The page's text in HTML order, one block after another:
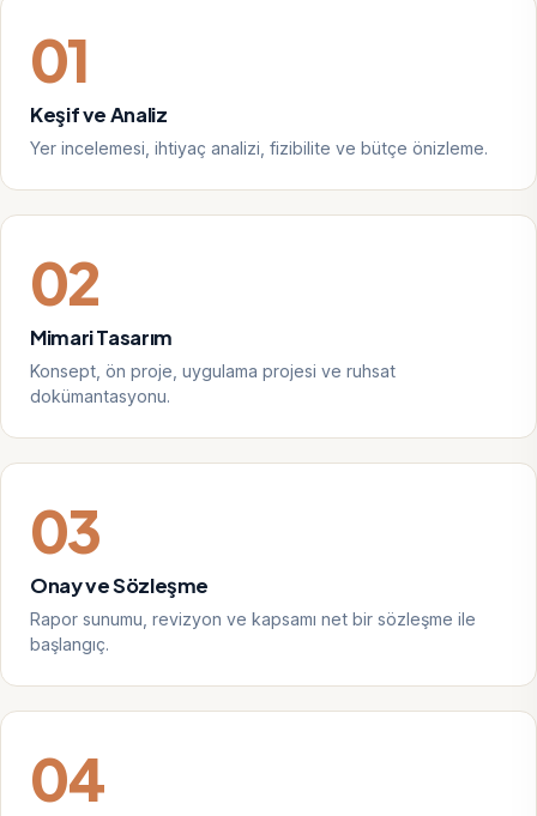
01
Keşif ve Analiz
Yer incelemesi, ihtiyaç analizi, fizibilite ve bütçe önizleme.
02
Mimari Tasarım
Konsept, ön proje, uygulama projesi ve ruhsat
dokümantasyonu.
03
Onay ve Sözleşme
Rapor sunumu, revizyon ve kapsamı net bir sözleşme ile
başlangıç.
04